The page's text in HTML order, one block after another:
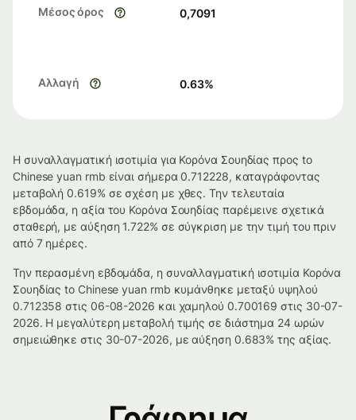
Μέσος όρος 0,7091
Αλλαγή 0.63%
Η συναλλαγματική ισοτιμία για Κορόνα Σουηδίας προς to
Chinese yuan rmb είναι σήμερα 0.712228, καταγράφοντας
μεταβολή 0.619% σε σχέση με χθες. Την τελευταία
εβδομάδα, η αξία του Κορόνα Σουηδίας παρέμεινε σχετικά
σταθερή, με αύξηση 1.722% σε σύγκριση με την τιμή του πριν
από 7 ημέρες.
Την περασμένη εβδομάδα, η συναλλαγματική ισοτιμία Κορόνα
Σουηδίας to Chinese yuan rmb κυμάνθηκε μεταξύ υψηλού
0.712358 στις 06-08-2026 και χαμηλού 0.700169 στις 30-07-
2026. Η μεγαλύτερη μεταβολή τιμής σε διάστημα 24 ωρών
σημειώθηκε στις 30-07-2026, με αύξηση 0.683% της αξίας.